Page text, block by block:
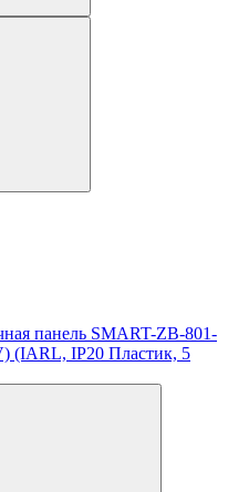
панель SMART-ZB-801-
(IARL, IP20 Пластик, 5